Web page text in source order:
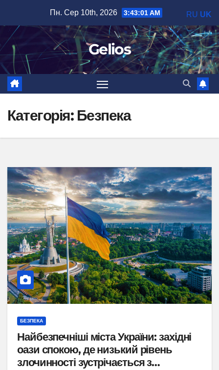
вмісту
Пн. Сер 10th, 2026 3:43:02 AM
Gelios
Категорія: Безпека
БЕЗПЕКА
Найбезпечніші міста України: західні
оази спокою, де низький рівень
злочинності зустрічається з
RU UK